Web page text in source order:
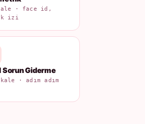
· face id,
izi
Sorun Giderme
· adım adım